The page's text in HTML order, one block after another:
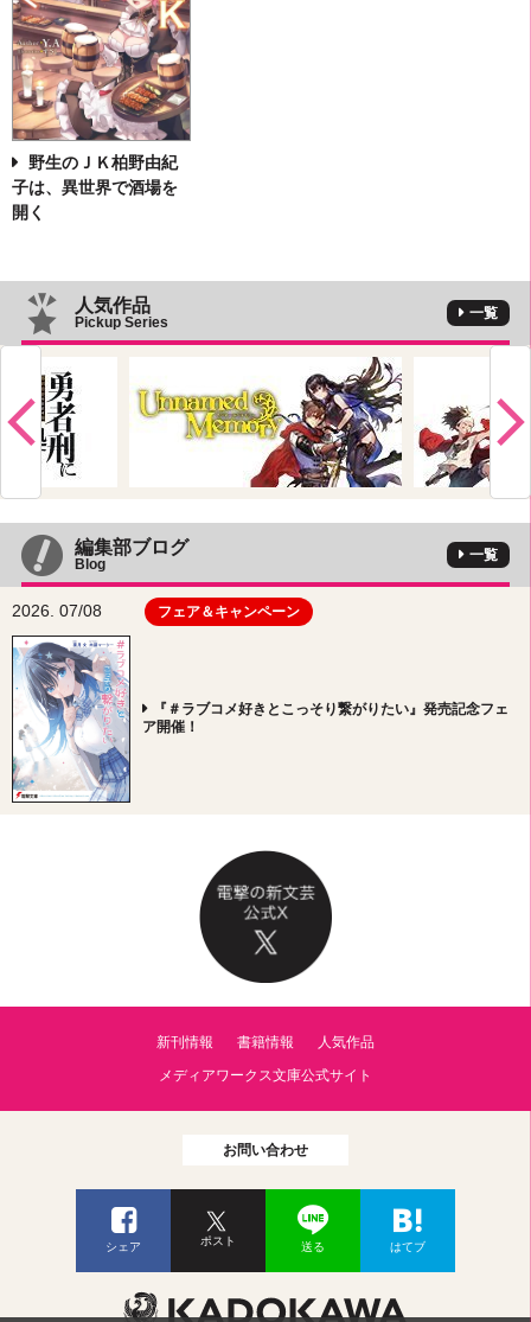
野生のＪＫ柏野由紀
子は、異世界で酒場を
開く
人気作品
Pickup Series
一覧
編集部ブログ
Blog
一覧
2026. 07/08 フェア＆キャンペーン
『＃ラブコメ好きとこっそり繋がりたい』発売記念フェ
ア開催！
新刊情報 書籍情報
人気作品
メディアワークス文庫公式サイト
お問い合わせ
シェア ポスト 送る はてブ